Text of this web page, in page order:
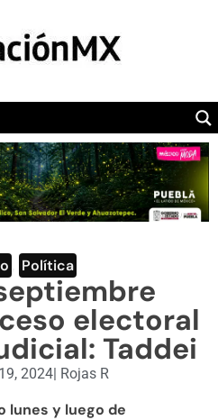
SECTION
Política
electoral
Taddei
2024| Rojas R
lunes y luego de